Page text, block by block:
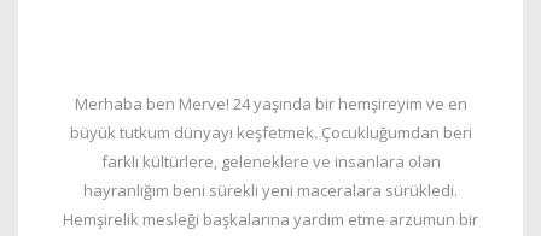
Merhaba ben Merve! 24 yaşında bir hemşireyim ve en
büyük tutkum dünyayı keşfetmek. Çocukluğumdan beri
farklı kültürlere, geleneklere ve insanlara olan
hayranlığım beni sürekli yeni maceralara sürükledi.
Hemşirelik mesleği başkalarına yardım etme arzumun bir